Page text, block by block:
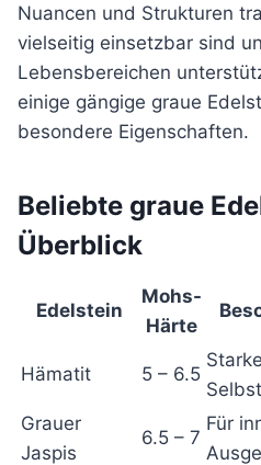
Nuancen und Strukturen
vielseitig einsetzbar sind
Lebensbereichen
einige gängige graue
besondere Eigenschaften.
Beliebte graue
Überblick
Edelstein
Mohs-
Härte
Hämatit 5 – 6.5
Grauer
Jaspis
6.5 – 7
Für